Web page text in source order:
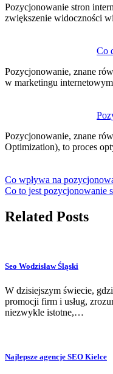
Pozycjonowanie stron
zwiększenie widoczności
Co
Pozycjonowanie, znane
w marketingu
Pozycjonowanie, znane
Optimization), to proces
Co wpływa na
Co to jest pozycjonowanie
Related Posts
Seo Wodzisław Śląski
W dzisiejszym świecie,
promocji firm i usług,
niezwykle istotne,…
Najlepsze agencje SEO Kielce